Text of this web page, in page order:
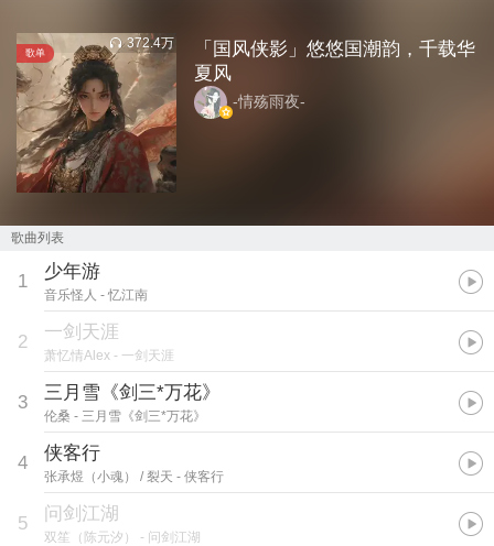
歌单
372.4万
「国风侠影」悠悠国潮韵，千载华
夏风
-情殇雨夜-
歌曲列表
1 少年游
音乐怪人 - 忆江南
2 一剑天涯
萧忆情Alex - 一剑天涯
3 三月雪《剑三*万花》
伦桑 - 三月雪《剑三*万花》
4 侠客行
张承煜（小魂） / 裂天 - 侠客行
5 问剑江湖
双笙（陈元汐） - 问剑江湖